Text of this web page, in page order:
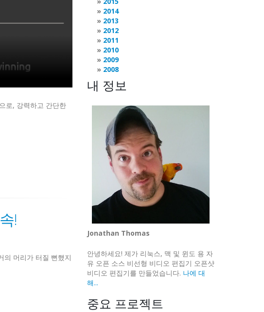
로, 강력하고 간단한
!
의 머리가 터질 뻔했지
2014
2013
2012
2011
2010
2009
2008
내 정보
Jonathan Thomas
안녕하세요! 제가 리눅스, 맥 및 윈도 용 자
유 오픈 소스 비선형 비디오 편집기 오픈샷
비디오 편집기를 만들었습니다. 나에 대
해...
중요 프로젝트